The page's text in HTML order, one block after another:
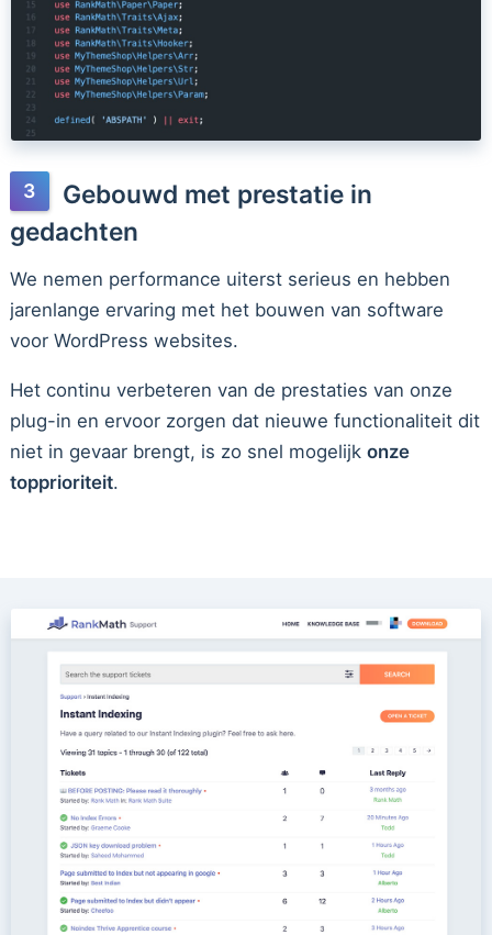
Gebouwd met prestatie in
gedachten
We nemen performance uiterst serieus en hebben
jarenlange ervaring met het bouwen van software
voor WordPress websites.
Het continu verbeteren van de prestaties van onze
plug-in en ervoor zorgen dat nieuwe functionaliteit dit
niet in gevaar brengt, is zo snel mogelijk onze
topprioriteit.